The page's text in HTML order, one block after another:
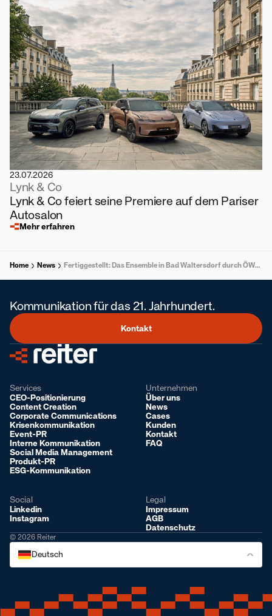
23.07.2026
Lynk & Co
Lynk & Co feiert seine Premiere auf dem Pariser
Autosalon
Mehr erfahren
Home News Fertiggestellt: Das Ensemble in Bad Waltersdorf durch ÖWG Wohnbau
Kommunikation für das 21. Jahrhundert.
Kontakt
Services
CEO-Positionierung
Content Creation
Corporate Communications
Krisenkommunikation
Event-PR
Interne Kommunikation
Social Media Management
Produkt-PR
ESG-Kommunikation
Unternehmen
Über uns
News
Cases
Kunden
Kontakt
FAQ
Social
Linkedin
Instagram
Legal
Impressum
AGB
Datenschutz
© 2026 Reiter
Deutsch